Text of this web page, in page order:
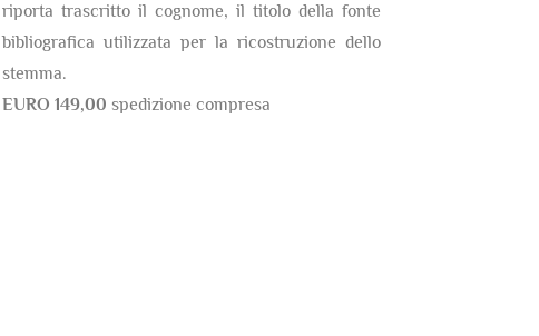
riporta trascritto il cognome, il titolo della fonte
bibliografica utilizzata per la ricostruzione dello
stemma.
EURO 149,00 spedizione compresa